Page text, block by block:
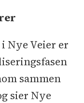
Nye Veier er
sammen
sier Nye